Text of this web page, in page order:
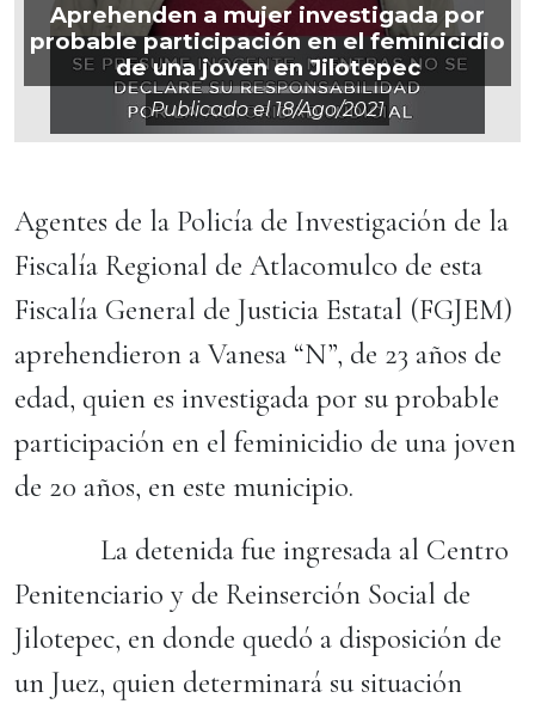
Aprehenden a mujer investigada por
probable participación en el feminicidio
de una joven en Jilotepec
Publicado el18/ago/2021
Agentes de la Policía de Investigación de la
Fiscalía Regional de Atlacomulco de esta
Fiscalía General de Justicia Estatal (FGJEM)
aprehendieron a Vanesa “N”, de 23 años de
edad, quien es investigada por su probable
participación en el feminicidio de una joven
de 20 años, en este municipio.
La detenida fue ingresada al Centro
Penitenciario y de Reinserción Social de
Jilotepec, en donde quedó a disposición de
un Juez, quien determinará su situación